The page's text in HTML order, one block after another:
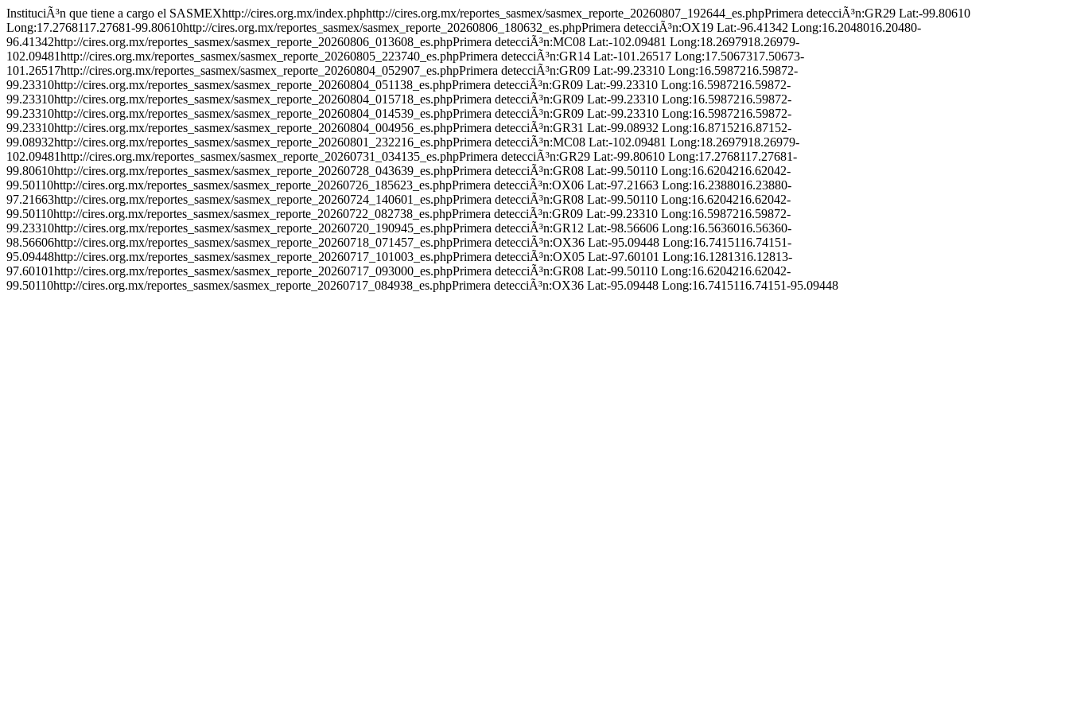
InstituciÃ³n que tiene a cargo el SASMEXhttp://cires.org.mx/index.phphttp://cires.org.mx/reportes_sasmex/sasmex_reporte_20260807_192644_es.phpPrimera detecciÃ³n:GR29 Lat:-99.80610
Long:17.2768117.27681-99.80610http://cires.org.mx/reportes_sasmex/sasmex_reporte_20260806_180632_es.phpPrimera detecciÃ³n:OX19 Lat:-96.41342 Long:16.2048016.20480-
96.41342http://cires.org.mx/reportes_sasmex/sasmex_reporte_20260806_013608_es.phpPrimera detecciÃ³n:MC08 Lat:-102.09481 Long:18.2697918.26979-
102.09481http://cires.org.mx/reportes_sasmex/sasmex_reporte_20260805_223740_es.phpPrimera detecciÃ³n:GR14 Lat:-101.26517 Long:17.5067317.50673-
101.26517http://cires.org.mx/reportes_sasmex/sasmex_reporte_20260804_052907_es.phpPrimera detecciÃ³n:GR09 Lat:-99.23310 Long:16.5987216.59872-
99.23310http://cires.org.mx/reportes_sasmex/sasmex_reporte_20260804_051138_es.phpPrimera detecciÃ³n:GR09 Lat:-99.23310 Long:16.5987216.59872-
99.23310http://cires.org.mx/reportes_sasmex/sasmex_reporte_20260804_015718_es.phpPrimera detecciÃ³n:GR09 Lat:-99.23310 Long:16.5987216.59872-
99.23310http://cires.org.mx/reportes_sasmex/sasmex_reporte_20260804_014539_es.phpPrimera detecciÃ³n:GR09 Lat:-99.23310 Long:16.5987216.59872-
99.23310http://cires.org.mx/reportes_sasmex/sasmex_reporte_20260804_004956_es.phpPrimera detecciÃ³n:GR31 Lat:-99.08932 Long:16.8715216.87152-
99.08932http://cires.org.mx/reportes_sasmex/sasmex_reporte_20260801_232216_es.phpPrimera detecciÃ³n:MC08 Lat:-102.09481 Long:18.2697918.26979-
102.09481http://cires.org.mx/reportes_sasmex/sasmex_reporte_20260731_034135_es.phpPrimera detecciÃ³n:GR29 Lat:-99.80610 Long:17.2768117.27681-
99.80610http://cires.org.mx/reportes_sasmex/sasmex_reporte_20260728_043639_es.phpPrimera detecciÃ³n:GR08 Lat:-99.50110 Long:16.6204216.62042-
99.50110http://cires.org.mx/reportes_sasmex/sasmex_reporte_20260726_185623_es.phpPrimera detecciÃ³n:OX06 Lat:-97.21663 Long:16.2388016.23880-
97.21663http://cires.org.mx/reportes_sasmex/sasmex_reporte_20260724_140601_es.phpPrimera detecciÃ³n:GR08 Lat:-99.50110 Long:16.6204216.62042-
99.50110http://cires.org.mx/reportes_sasmex/sasmex_reporte_20260722_082738_es.phpPrimera detecciÃ³n:GR09 Lat:-99.23310 Long:16.5987216.59872-
99.23310http://cires.org.mx/reportes_sasmex/sasmex_reporte_20260720_190945_es.phpPrimera detecciÃ³n:GR12 Lat:-98.56606 Long:16.5636016.56360-
98.56606http://cires.org.mx/reportes_sasmex/sasmex_reporte_20260718_071457_es.phpPrimera detecciÃ³n:OX36 Lat:-95.09448 Long:16.7415116.74151-
95.09448http://cires.org.mx/reportes_sasmex/sasmex_reporte_20260717_101003_es.phpPrimera detecciÃ³n:OX05 Lat:-97.60101 Long:16.1281316.12813-
97.60101http://cires.org.mx/reportes_sasmex/sasmex_reporte_20260717_093000_es.phpPrimera detecciÃ³n:GR08 Lat:-99.50110 Long:16.6204216.62042-
99.50110http://cires.org.mx/reportes_sasmex/sasmex_reporte_20260717_084938_es.phpPrimera detecciÃ³n:OX36 Lat:-95.09448 Long:16.7415116.74151-95.09448